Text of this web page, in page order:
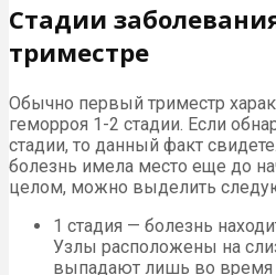
Стадии
триместре
Обычно первый триместр
геморроя 1-2 стадии. Если
стадии, то данный факт
болезнь имела место еще до
целом, можно выделить
1 стадия — болезнь
Узлы расположены на
выпадают лишь во время